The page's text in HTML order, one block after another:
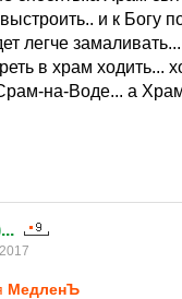
и к Богу
легче
в храм ходить...
на-Воде... а
МедленЪ